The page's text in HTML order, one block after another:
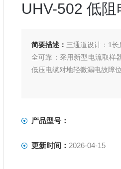
UHV-502 低
简要描述： 三通道设计：1
全可靠：采用新型电流取样
低压电缆对地轻微漏电故障
产品型号：
更新时间： 2026-04-15